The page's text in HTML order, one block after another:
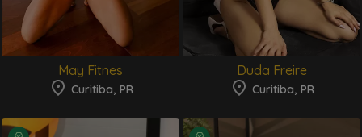
May Fitnes
Curitiba, PR
Duda Freire
Curitiba, PR